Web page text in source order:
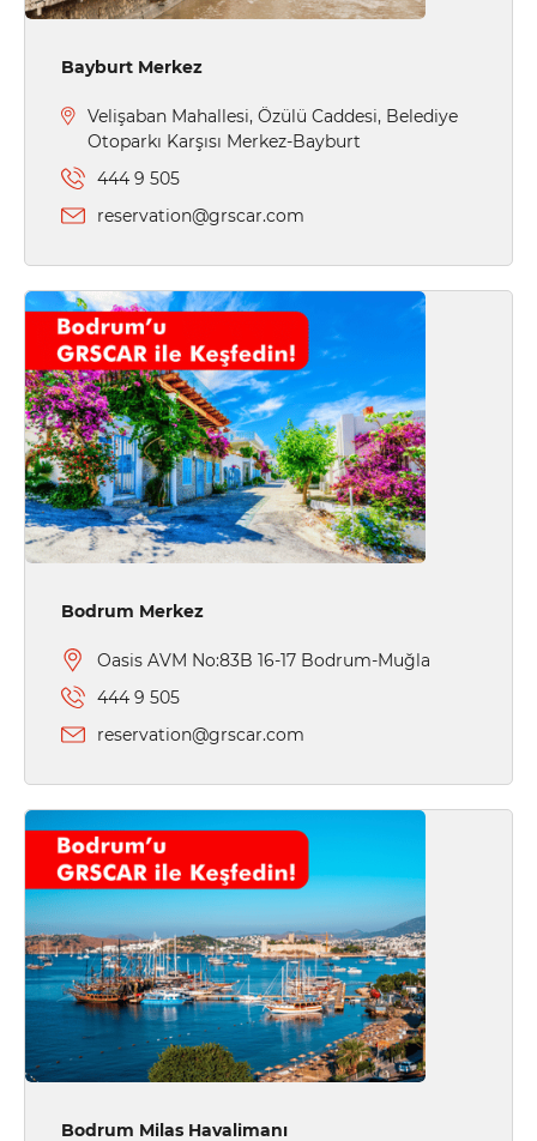
Bayburt Merkez
Velişaban Mahallesi, Özülü Caddesi, Belediye
Otoparkı Karşısı Merkez-Bayburt
444 9 505
reservation@grscar.com
Bodrum Merkez
Oasis AVM No:83B 16-17 Bodrum-Muğla
444 9 505
reservation@grscar.com
Bodrum Milas Havalimanı